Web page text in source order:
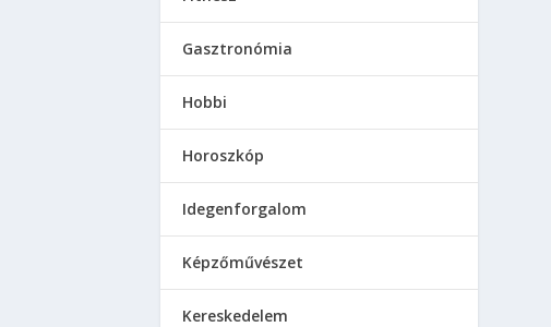
Gasztronómia
Hobbi
Horoszkóp
Idegenforgalom
Képzőművészet
Kereskedelem